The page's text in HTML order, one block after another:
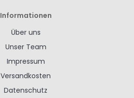
Informationen
Über uns
Unser Team
Impressum
Versandkosten
Datenschutz